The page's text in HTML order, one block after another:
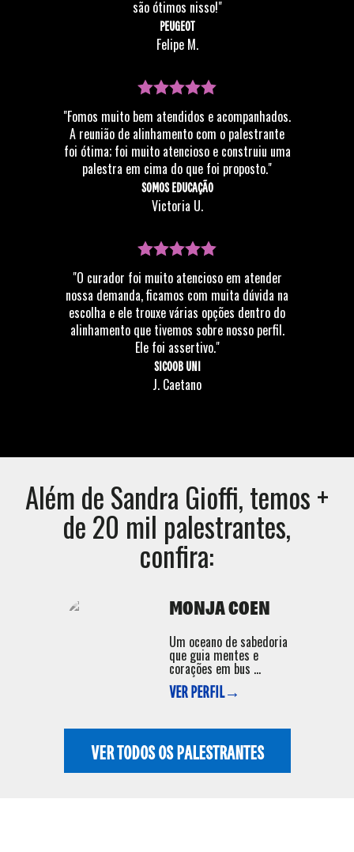
são ótimos nisso!"
PEUGEOT
Felipe M.
"Fomos muito bem atendidos e acompanhados.
A reunião de alinhamento com o palestrante
foi ótima; foi muito atencioso e construiu uma
palestra em cima do que foi proposto."
SOMOS EDUCAÇÃO
Victoria U.
"O curador foi muito atencioso em atender
nossa demanda, ficamos com muita dúvida na
escolha e ele trouxe várias opções dentro do
alinhamento que tivemos sobre nosso perfil.
Ele foi assertivo."
SICOOB UNI
J. Caetano
Além deSandra Gioffi, temos +
de 20 mil palestrantes,
confira:
MONJA COEN
Um oceano de sabedoria
que guia mentes e
corações em bus ...
VER PERFIL→
VER TODOS OS PALESTRANTES